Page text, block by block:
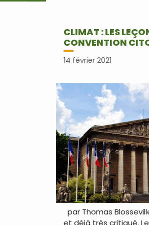
CLIMAT : LES
CONVENTION
14 février 2021
par Thomas
et déjà très critiqué.